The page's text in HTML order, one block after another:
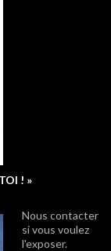
! »
Nous contacter
si vous voulez
l'exposer.